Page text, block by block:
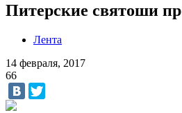
Питерские святоши
Лента
14 февраля, 2017
66